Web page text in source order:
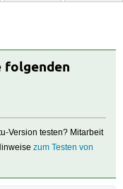
folgenden
Version testen? Mitarbeit
zum Testen von